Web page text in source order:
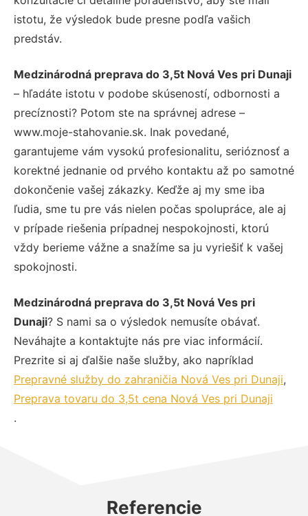
istotu, že výsledok bude presne podľa vašich
predstáv.
Medzinárodná preprava do 3,5t Nová Ves pri Dunaji
– hľadáte istotu v podobe skúseností, odbornosti a
precíznosti? Potom ste na správnej adrese –
www.moje-stahovanie.sk. Inak povedané,
garantujeme vám vysokú profesionalitu, serióznosť a
korektné jednanie od prvého kontaktu až po samotné
dokončenie vašej zákazky. Keďže aj my sme iba
ľudia, sme tu pre vás nielen počas spolupráce, ale aj
v prípade riešenia prípadnej nespokojnosti, ktorú
vždy berieme vážne a snažíme sa ju vyriešiť k vašej
spokojnosti.
Medzinárodná preprava do 3,5t Nová Ves pri
Dunaji? S nami sa o výsledok nemusíte obávať.
Neváhajte a kontaktujte nás pre viac informácií.
Prezrite si aj ďalšie naše služby, ako napríklad
Prepravné služby do zahraničia Nová Ves pri Dunaji,
Preprava tovaru do 3,5t cena Nová Ves pri Dunaji
.
Referencie